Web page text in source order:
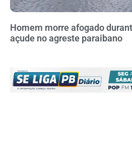
Homem morre afogado
açude no agreste paraibano